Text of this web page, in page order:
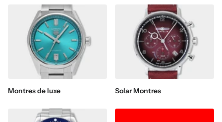
Montres de luxe Solar Montres